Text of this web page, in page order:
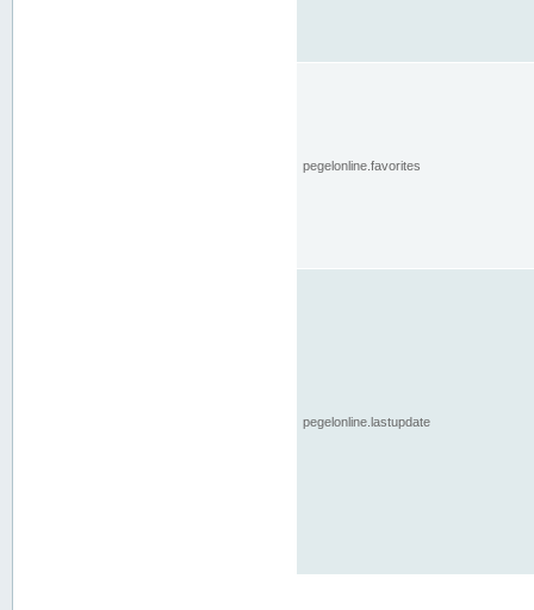
pegelonline.favorites
pegelonline.lastupdate